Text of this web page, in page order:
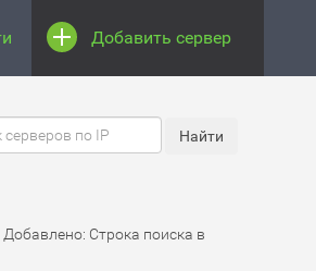
Добавить сервер
Строка поиска в